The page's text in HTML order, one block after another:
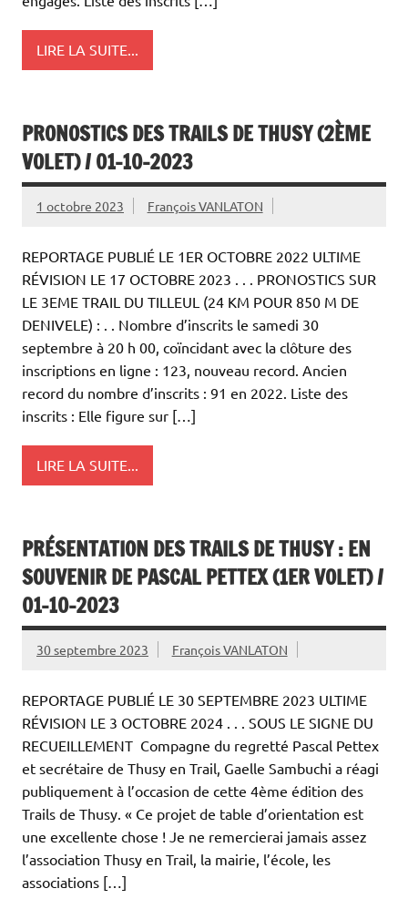
LIRE LA SUITE...
PRONOSTICS DES TRAILS DE THUSY (2ÈME
VOLET) / 01-10-2023
1 octobre 2023 François VANLATON
REPORTAGE PUBLIÉ LE 1ER OCTOBRE 2022 ULTIME
RÉVISION LE 17 OCTOBRE 2023 . . . PRONOSTICS SUR
LE 3EME TRAIL DU TILLEUL (24 KM POUR 850 M DE
DENIVELE) : . . Nombre d’inscrits le samedi 30
septembre à 20 h 00, coïncidant avec la clôture des
inscriptions en ligne : 123, nouveau record. Ancien
record du nombre d’inscrits : 91 en 2022. Liste des
inscrits : Elle figure sur […]
LIRE LA SUITE...
PRÉSENTATION DES TRAILS DE THUSY : EN
SOUVENIR DE PASCAL PETTEX (1ER VOLET) /
01-10-2023
30 septembre 2023 François VANLATON
REPORTAGE PUBLIÉ LE 30 SEPTEMBRE 2023 ULTIME
RÉVISION LE 3 OCTOBRE 2024 . . . SOUS LE SIGNE DU
RECUEILLEMENT Compagne du regretté Pascal Pettex
et secrétaire de Thusy en Trail, Gaelle Sambuchi a réagi
publiquement à l’occasion de cette 4ème édition des
Trails de Thusy. « Ce projet de table d’orientation est
une excellente chose ! Je ne remercierai jamais assez
l’association Thusy en Trail, la mairie, l’école, les
associations […]